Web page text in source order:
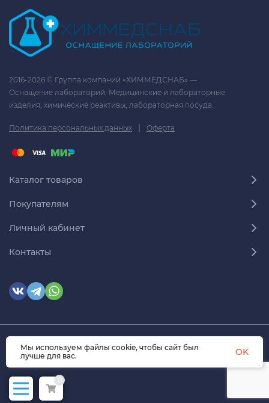
2016-2026 © Группа компаний «ХИММЕДСНАБ» —
Оснащение лабораторий. Медицинские и лабораторные
изделия, химические реактивы, лабораторная посуда.
Политика персональных данных | Оферта
Каталог товаров
Покупателям
Личный кабинет
Контакты
© 2026 himmedsnab.ru. Все права защищены
Мы используем файлы cookie, чтобы сайт был
лучше для вас.
OK